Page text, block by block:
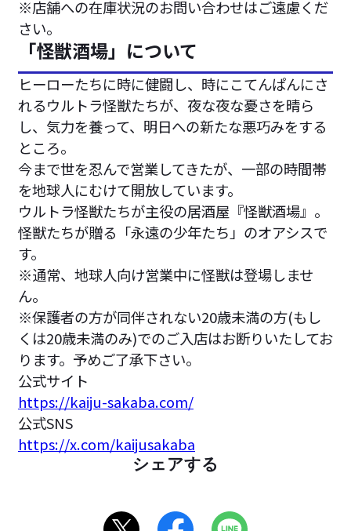
※店舗への在庫状況のお問い合わせはご遠慮くだ
さい。
「怪獣酒場」について
ヒーローたちに時に健闘し、時にこてんぱんにさ
れるウルトラ怪獣たちが、夜な夜な憂さを晴ら
し、気力を養って、明日への新たな悪巧みをする
ところ。
今まで世を忍んで営業してきたが、一部の時間帯
を地球人にむけて開放しています。
ウルトラ怪獣たちが主役の居酒屋『怪獣酒場』。
怪獣たちが贈る「永遠の少年たち」のオアシスで
す。
※通常、地球人向け営業中に怪獣は登場しませ
ん。
※保護者の方が同伴されない20歳未満の方(もし
くは20歳未満のみ)でのご入店はお断りいたしてお
ります。予めご了承下さい。
公式サイト
https://kaiju-sakaba.com/
公式SNS
https://x.com/kaijusakaba
シェアする